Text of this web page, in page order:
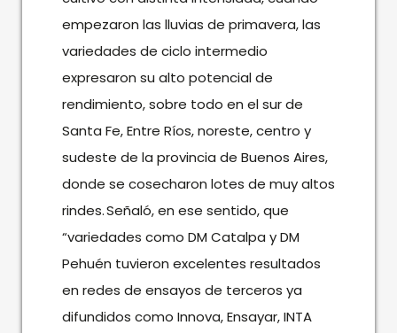
empezaron las lluvias de primavera, las
variedades de ciclo intermedio
expresaron su alto potencial de
rendimiento, sobre todo en el sur de
Santa Fe, Entre Ríos, noreste, centro y
sudeste de la provincia de Buenos Aires,
donde se cosecharon lotes de muy altos
rindes. Señaló, en ese sentido, que
“variedades como DM Catalpa y DM
Pehuén tuvieron excelentes resultados
en redes de ensayos de terceros ya
difundidos como Innova, Ensayar, INTA